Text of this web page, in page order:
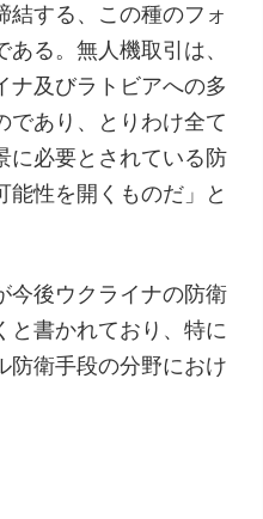
結する、この種のフォ
る。無人機取引は、
ナ及びラトビアへの多
であり、とりわけ全て
に必要とされている防
能性を開くものだ」と
今後ウクライナの防衛
と書かれており、特に
防衛手段の分野におけ